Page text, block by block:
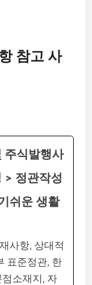
참고 사
주식발행사
> 정관작성
쉬운 생활
사항, 상대적
표준정관, 한
소재지, 자